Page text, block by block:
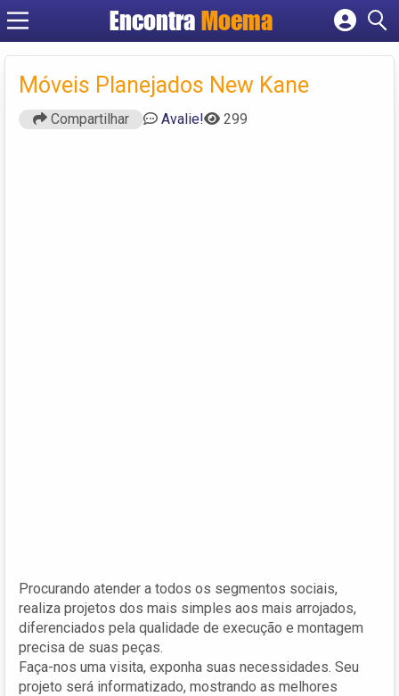
Encontra Moema
Criar conta
Móveis Planejados New Kane
Compartilhar Avalie! 299
Procurando atender a todos os segmentos sociais,
realiza projetos dos mais simples aos mais arrojados,
diferenciados pela qualidade de execução e montagem
precisa de suas peças.
Faça-nos uma visita, exponha suas necessidades. Seu
projeto será informatizado, mostrando as melhores